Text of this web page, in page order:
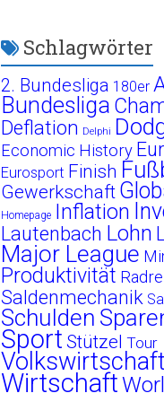
Schlagwörter
2. Bundesliga 180er
Bundesliga
Deflation Delphi
Economic History
Eurosport Finish
Gewerkschaft
Homepage Inflation
Lautenbach Lohn
Major League
Produktivität
Saldenmechanik
Schulden
Sport Stützel Tour
Wirtschaft